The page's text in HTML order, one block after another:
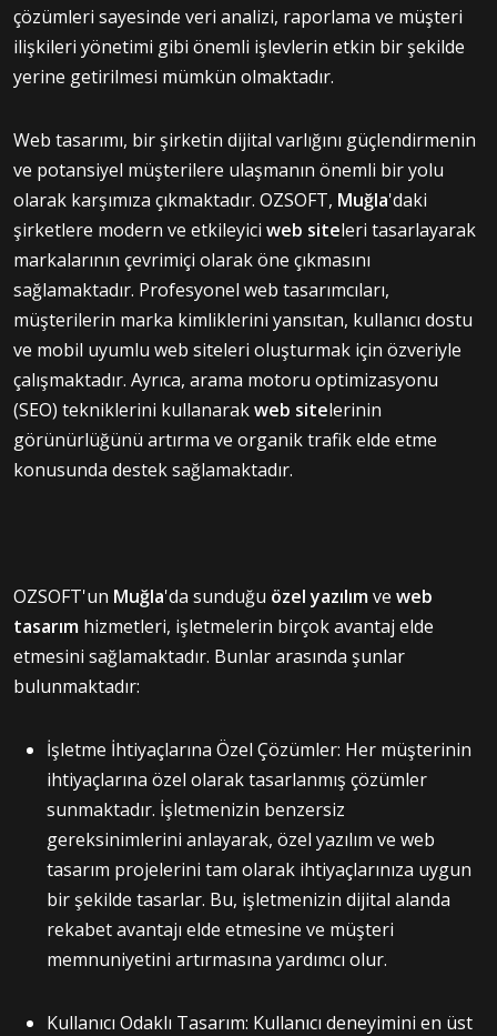
çözümleri sayesinde veri analizi, raporlama ve müşteri
ilişkileri yönetimi gibi önemli işlevlerin etkin bir şekilde
yerine getirilmesi mümkün olmaktadır.
Web tasarımı, bir şirketin dijital varlığını güçlendirmenin
ve potansiyel müşterilere ulaşmanın önemli bir yolu
olarak karşımıza çıkmaktadır. OZSOFT, Muğla'daki
şirketlere modern ve etkileyici web siteleri tasarlayarak
markalarının çevrimiçi olarak öne çıkmasını
sağlamaktadır. Profesyonel web tasarımcıları,
müşterilerin marka kimliklerini yansıtan, kullanıcı dostu
ve mobil uyumlu web siteleri oluşturmak için özveriyle
çalışmaktadır. Ayrıca, arama motoru optimizasyonu
(SEO) tekniklerini kullanarakweb sitelerinin
görünürlüğünü artırma ve organik trafik elde etme
konusunda destek sağlamaktadır.
OZSOFT'un Muğla'da sunduğu özel yazılımve web
tasarım hizmetleri, işletmelerin birçok avantaj elde
etmesini sağlamaktadır. Bunlar arasında şunlar
bulunmaktadır:
İşletme İhtiyaçlarına Özel Çözümler: Her müşterinin
ihtiyaçlarına özel olarak tasarlanmış çözümler
sunmaktadır. İşletmenizin benzersiz
gereksinimlerini anlayarak, özel yazılım ve web
tasarım projelerini tam olarak ihtiyaçlarınıza uygun
bir şekilde tasarlar. Bu, işletmenizin dijital alanda
rekabet avantajı elde etmesine ve müşteri
memnuniyetini artırmasına yardımcı olur.
Kullanıcı Odaklı Tasarım: Kullanıcı deneyimini en üst